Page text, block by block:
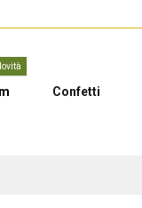
Confetti